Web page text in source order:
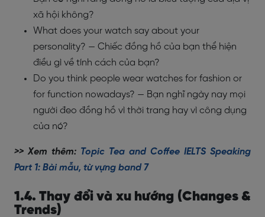
xã hội không?
What does your watch say about your
personality? — Chiếc đồng hồ của bạn thể hiện
điều gì về tính cách của bạn?
Do you think people wear watches for fashion or
for function nowadays? — Bạn nghĩ ngày nay mọi
người đeo đồng hồ vì thời trang hay vì công dụng
của nó?
>> Xem thêm: Topic Tea and Coffee IELTS Speaking
Part 1: Bài mẫu, từ vựng band 7
1.4. Thay đổi và xu hướng (Changes &
Trends)